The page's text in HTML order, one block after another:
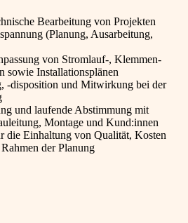
Bearbeitung von Projekten
(Planung, Ausarbeitung,
von Stromlauf-, Klemmen-
sowie Installationsplänen
-disposition und Mitwirkung bei der
und laufende Abstimmung mit
Montage und Kund:innen
die Einhaltung von Qualität, Kosten
der Planung